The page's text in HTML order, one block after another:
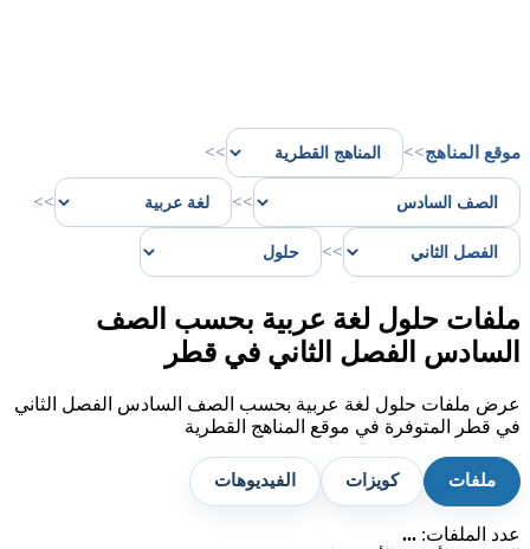
موقع المناهج>>
>>
>>
>>
>>
ملفات حلول لغة عربية بحسب الصف
السادس الفصل الثاني في قطر
عرض ملفات حلول لغة عربية بحسب الصف السادس الفصل الثاني
في قطر المتوفرة في موقع المناهج القطرية
ملفات كويزات الفيديوهات
عدد الملفات: ...